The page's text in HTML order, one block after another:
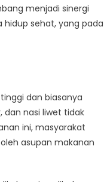
menjadi sinergi
sehat, yang pada
dan biasanya
dan nasi liwet tidak
ini, masyarakat
asupan makanan